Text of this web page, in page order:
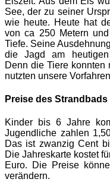
See, der zu seiner
wie heute. Heute hat
von ca 250 Metern
Tiefe. Seine
die Jagd am heutigen
Denn die Tiere konnten
nutzten unsere
Preise des
Kinder bis 6 Jahre
Jugendliche zahlen
Das ist zwanzig Cent
Die Jahreskarte kostet
Euro. Die Preise
verändern.